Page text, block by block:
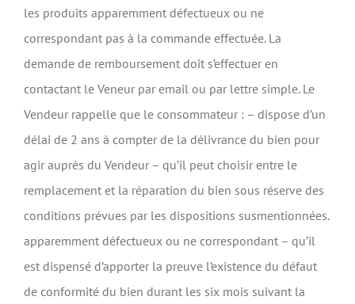
les produits apparemment défectueux ou ne
correspondant pas à la commande effectuée. La
demande de remboursement doit s’effectuer en
contactant le Veneur par email ou par lettre simple. Le
Vendeur rappelle que le consommateur : – dispose d’un
délai de 2 ans à compter de la délivrance du bien pour
agir auprès du Vendeur – qu’il peut choisir entre le
remplacement et la réparation du bien sous réserve des
conditions prévues par les dispositions susmentionnées.
apparemment défectueux ou ne correspondant – qu’il
est dispensé d’apporter la preuve l’existence du défaut
de conformité du bien durant les six mois suivant la